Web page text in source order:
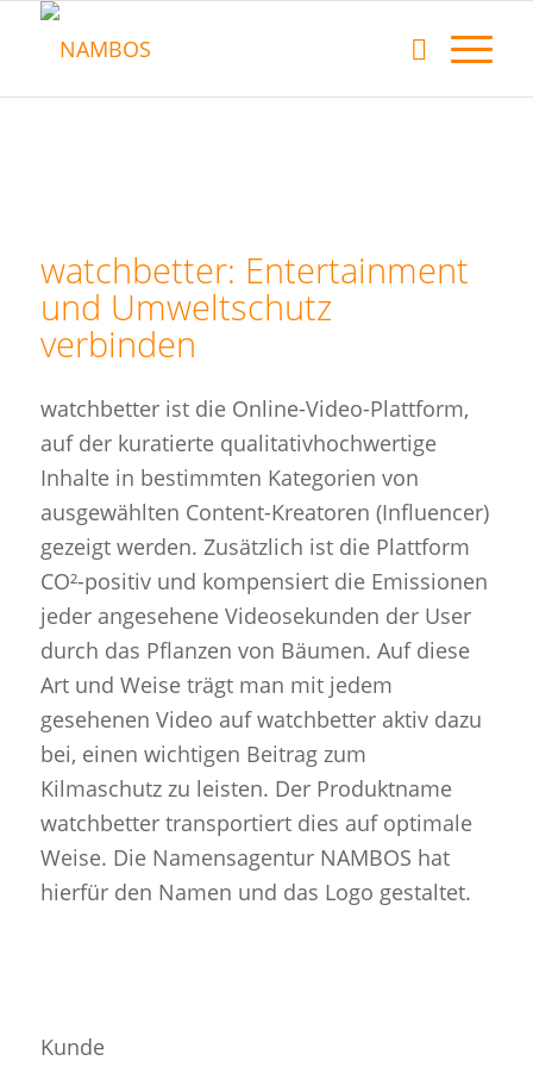
watchbetter: Entertainment
und Umweltschutz
verbinden
watchbetter ist die Online-Video-Plattform,
auf der kuratierte qualitativhochwertige
Inhalte in bestimmten Kategorien von
ausgewählten Content-Kreatoren (Influencer)
gezeigt werden. Zusätzlich ist die Plattform
CO²-positiv und kompensiert die Emissionen
jeder angesehene Videosekunden der User
durch das Pflanzen von Bäumen. Auf diese
Art und Weise trägt man mit jedem
gesehenen Video auf watchbetter aktiv dazu
bei, einen wichtigen Beitrag zum
Kilmaschutz zu leisten. Der Produktname
watchbetter transportiert dies auf optimale
Weise. Die Namensagentur NAMBOS hat
hierfür den Namen und das Logo gestaltet.
Kunde